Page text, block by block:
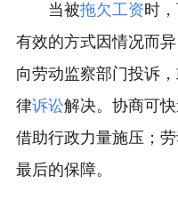
当被拖欠工资时
有效的方式因情况而
向劳动监察部门投诉
律诉讼解决。协商可
借助行政力量施压；
最后的保障。